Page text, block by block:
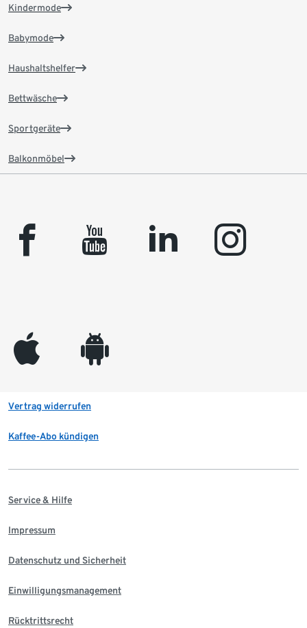
Kindermode
Babymode
Haushaltshelfer
Bettwäsche
Sportgeräte
Balkonmöbel
facebook youtube linkedin instagram
appleinc android
Vertrag widerrufen
Kaffee-Abo kündigen
Service & Hilfe
Impressum
Datenschutz und Sicherheit
Einwilligungsmanagement
Rücktrittsrecht